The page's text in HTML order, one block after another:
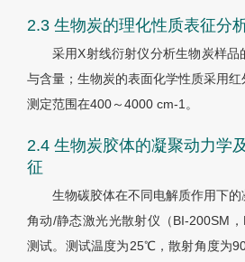
2.3 生物炭的理化性质表征分
采用X射线衍射仪分析生物炭样品
与含量；生物炭的表面化学性质采用
测定范围在400～4000 cm-1。
2.4 生物炭胶体的凝聚动力学
征
生物碳胶体在不同电解质作用下
角动/静态激光光散射仪（BI-200SM，
测试。测试温度为25℃，散射角度为